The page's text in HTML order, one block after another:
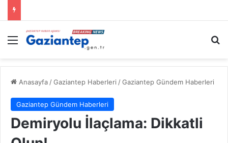
Menü
Anasayfa /Gaziantep Haberleri /Gaziantep Gündem Haberleri
Gaziantep Gündem Haberleri
Demiryolu İlaçlama: Dikkatli